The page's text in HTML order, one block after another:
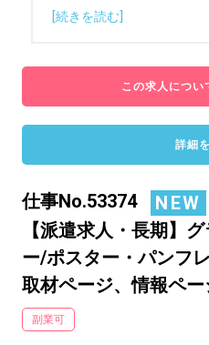
[続きを読む]
この求人につい
詳細
仕事No.53374
NEW
【派遣求人・長期】
ー/ポスター・パンフ
取材ページ、情報ペー
副業可